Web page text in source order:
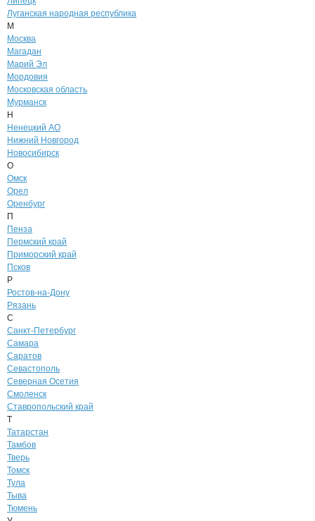
Луганская народная республика
М
Москва
Магадан
Марий Эл
Мордовия
Московская область
Мурманск
Н
Ненецкий АО
Нижний Новгород
Новосибирск
О
Омск
Орел
Оренбург
П
Пенза
Пермский край
Приморский край
Псков
Р
Ростов-на-Дону
Рязань
С
Санкт-Петербург
Самара
Саратов
Севастополь
Северная Осетия
Смоленск
Ставропольский край
Т
Татарстан
Тамбов
Тверь
Томск
Тула
Тыва
Тюмень